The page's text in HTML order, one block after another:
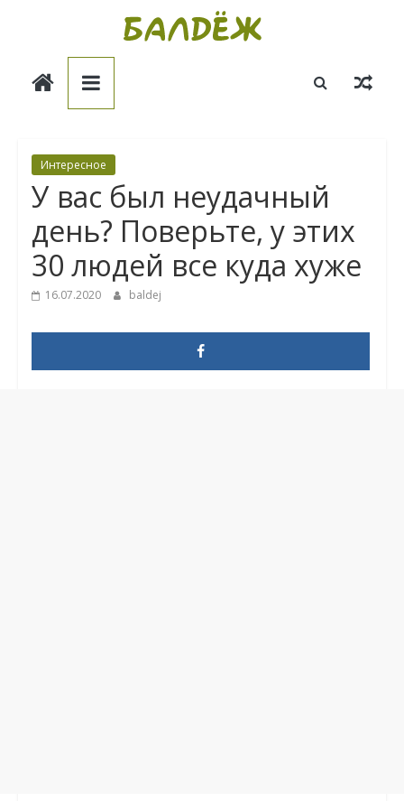
Балдёж
Интересное
У вас был неудачный
день? Поверьте, у этих
30 людей все куда хуже
16.07.2020 baldej